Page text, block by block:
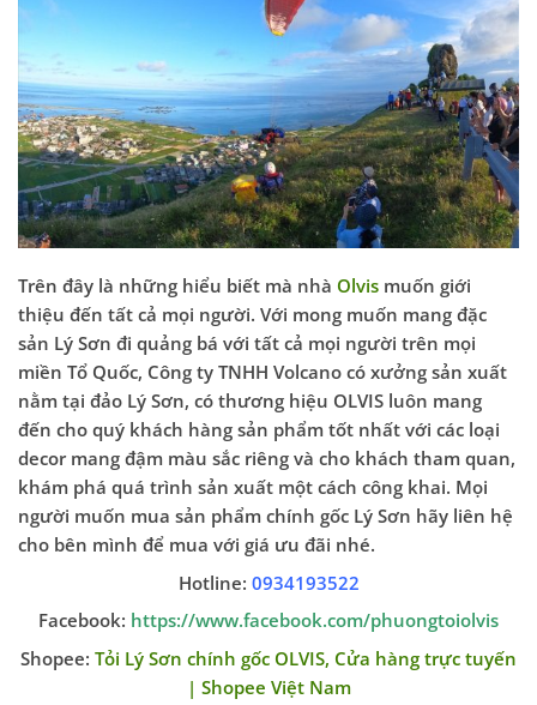
Trên đây là những hiểu biết mà nhà Olvis muốn giới
thiệu đến tất cả mọi người. Với mong muốn mang đặc
sản Lý Sơn đi quảng bá với tất cả mọi người trên mọi
miền Tổ Quốc, Công ty TNHH Volcano có xưởng sản xuất
nằm tại đảo Lý Sơn, có thương hiệu OLVIS luôn mang
đến cho quý khách hàng sản phẩm tốt nhất với các loại
decor mang đậm màu sắc riêng và cho khách tham quan,
khám phá quá trình sản xuất một cách công khai. Mọi
người muốn mua sản phẩm chính gốc Lý Sơn hãy liên hệ
cho bên mình để mua với giá ưu đãi nhé.
Hotline: 0934193522
Facebook: https://www.facebook.com/phuongtoiolvis
Shopee: Tỏi Lý Sơn chính gốc OLVIS, Cửa hàng trực tuyến
| Shopee Việt Nam